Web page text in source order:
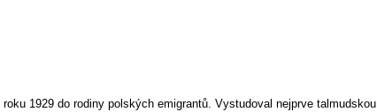
1929 do rodiny polských emigrantů. Vystudoval nejprve talmudskou